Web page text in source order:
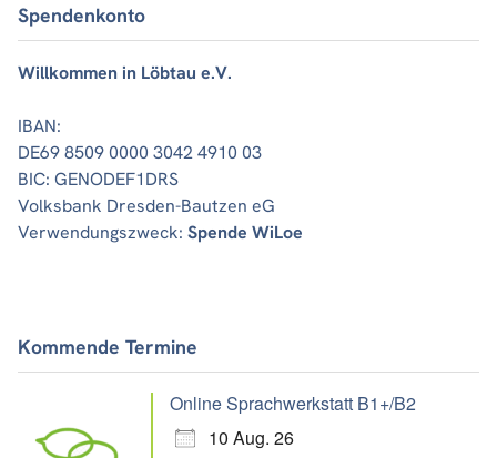
Spendenkonto
Willkommen in Löbtau e.V.
IBAN:
DE69 8509 0000 3042 4910 03
BIC: GENODEF1DRS
Volksbank Dresden-Bautzen eG
Verwendungszweck: Spende WiLoe
Kommende Termine
Online Sprachwerkstatt B1+/B2
10 Aug. 26